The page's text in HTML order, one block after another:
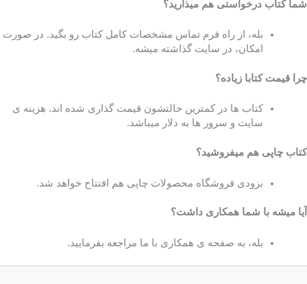
شما کتاب درخواستی هم میذارید؟
بله، از راه فرم تماس مشخصات کامل کتاب رو بگید. در صورت
امکان، در سایت گذاشته میشه.
چرا قیمت کتابا زیاده؟
کتاب ها در کمترین حالتشون قیمت گذاری شده اند. هزینه ی
سایت و سرور ها به دلار میباشد.
کتاب چاپی هم میفروشید؟
بزودی فروشگاه محصولات چاپی هم افتتاح خواهد شد.
آیا میشه با شما همکاری داشت؟
بله، به صفحه ی همکاری با ما مراجعه بفرمایید.